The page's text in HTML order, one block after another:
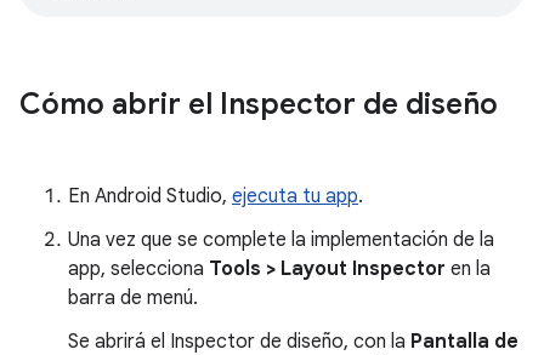
Cómo abrir el Inspector de diseño
En Android Studio, ejecuta tu app.
Una vez que se complete la implementación de la
app, selecciona Tools > Layout Inspector en la
barra de menú.
Se abrirá el Inspector de diseño, con la Pantalla de